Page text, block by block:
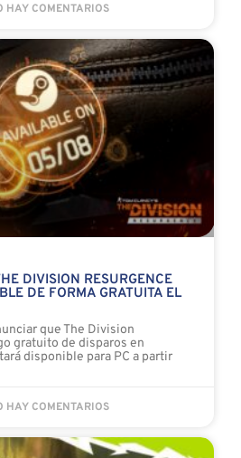
HAY COMENTARIOS
DIVISION RESURGENCE
DE FORMA GRATUITA EL
que The Division
gratuito de disparos en
disponible para PC a partir
HAY COMENTARIOS